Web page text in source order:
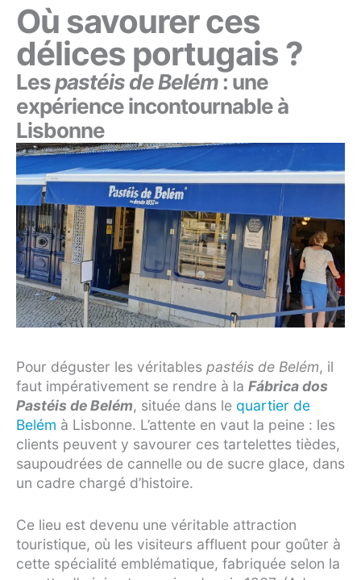
Où savourer ces
délices portugais ?
Lespastéis de Belém: une
expérience incontournable à
Lisbonne
Pour déguster les véritables pastéis de Belém, il
faut impérativement se rendre à la Fábrica dos
Pastéis de Belém, située dans le quartier de
Belém à Lisbonne. L’attente en vaut la peine : les
clients peuvent y savourer ces tartelettes tièdes,
saupoudrées de cannelle ou de sucre glace, dans
un cadre chargé d’histoire.
Ce lieu est devenu une véritable attraction
touristique, où les visiteurs affluent pour goûter à
cette spécialité emblématique, fabriquée selon la